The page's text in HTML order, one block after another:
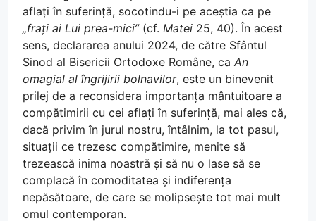
aflați în suferință, socotindu-i pe aceștia ca pe
„frați ai Lui prea-mici”(cf. Matei 25, 40). În acest
sens, declararea anului 2024, de către Sfântul
Sinod al Bisericii Ortodoxe Române, ca An
omagial al îngrijirii bolnavilor, este un binevenit
prilej de a reconsidera importanța mântuitoare a
compătimirii cu cei aflați în suferință, mai ales că,
dacă privim în jurul nostru, întâlnim, la tot pasul,
situații ce trezesc compătimire, menite să
trezească inima noastră și să nu o lase să se
complacă în comoditatea și indiferența
nepăsătoare, de care se molipsește tot mai mult
omul contemporan.